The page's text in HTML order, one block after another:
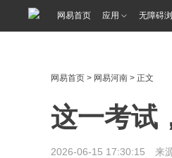
网易首页 应用 无障碍
网易首页 > 网易河南 > 正文
这一考试
2026-06-15 17:30:15 来